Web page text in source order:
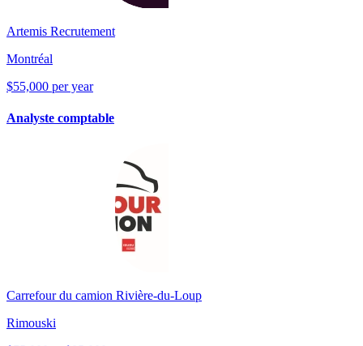
Artemis Recrutement
Montréal
$55,000 per year
Analyste comptable
Carrefour du camion Rivière-du-Loup
Rimouski